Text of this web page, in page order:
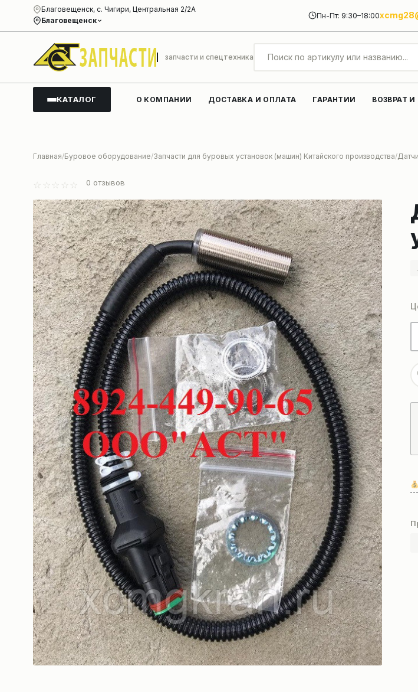
Благовещенск
Благовещенск, с. Чигири, Центральная 2/2А
Пн-Пт: 9:30–18:00
запчасти и спецтехника
КАТАЛОГ О КОМПАНИИ ДОСТАВКА И ОПЛАТА ГАРАНТИИ ВОЗВРАТ
Главная Буровое оборудование Запчасти для буровых установок (машин) Китайского производства
0 отзывов